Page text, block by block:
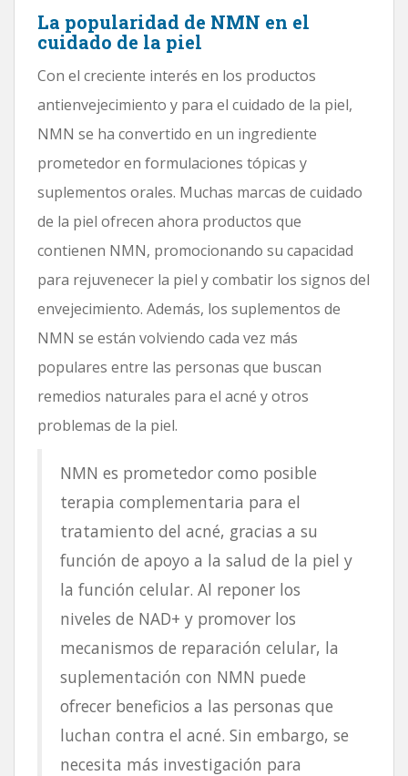
La popularidad de NMN en el
cuidado de la piel
Con el creciente interés en los productos
antienvejecimiento y para el cuidado de la piel,
NMN se ha convertido en un ingrediente
prometedor en formulaciones tópicas y
suplementos orales. Muchas marcas de cuidado
de la piel ofrecen ahora productos que
contienen NMN, promocionando su capacidad
para rejuvenecer la piel y combatir los signos del
envejecimiento. Además, los suplementos de
NMN se están volviendo cada vez más
populares entre las personas que buscan
remedios naturales para el acné y otros
problemas de la piel.
NMN es prometedor como posible
terapia complementaria para el
tratamiento del acné, gracias a su
función de apoyo a la salud de la piel y
la función celular. Al reponer los
niveles de NAD+ y promover los
mecanismos de reparación celular, la
suplementación con NMN puede
ofrecer beneficios a las personas que
luchan contra el acné. Sin embargo, se
necesita más investigación para